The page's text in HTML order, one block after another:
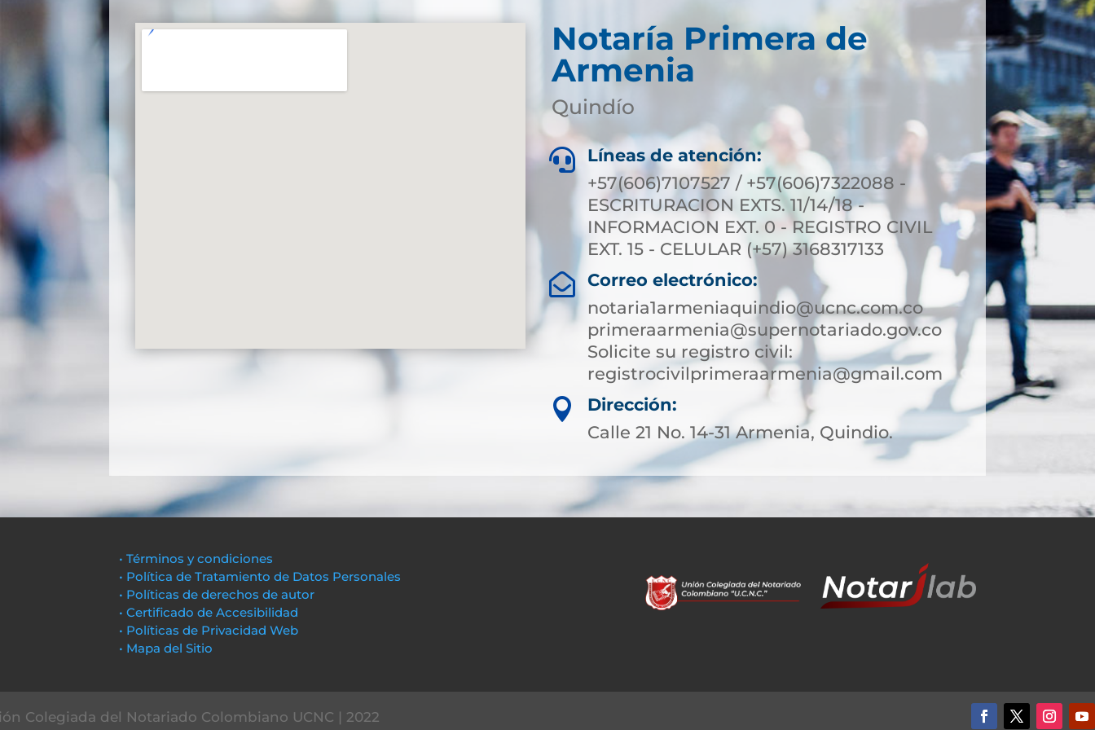
Notaría Primera de
Armenia
Quindío

Líneas de atención:
+57(606)7107527 / +57(606)7322088 -
ESCRITURACION EXTS. 11/14/18 -
INFORMACION EXT. 0 - REGISTRO CIVIL
EXT. 15 - CELULAR (+57) 3168317133

Correo electrónico:
notaria1armeniaquindio@ucnc.com.co
primeraarmenia@supernotariado.gov.co
Solicite su registro civil:
registrocivilprimeraarmenia@gmail.com

Dirección:
Calle 21 No. 14-31 Armenia, Quindio.
• Términos y condiciones
• Política de Tratamiento de Datos Personales
• Políticas de derechos de autor
• Certificado de Accesibilidad
• Políticas de Privacidad Web
• Mapa del Sitio
Colegiada del Notariado Colombiano UCNC | 2022